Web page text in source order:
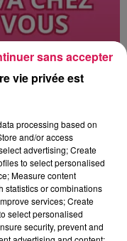
vie privée est
processing based on
and/or access
advertising; Create
to select personalised
Measure content
statistics or combinations
services; Create
select personalised
security, prevent and
sans accepter